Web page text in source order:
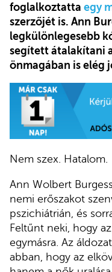
foglalkoztatta egy
szerzőjét is. Ann
legkülönlegesebb
segített átalakítani
önmagában is elég
Nem szex. Hatalom.
Ann Wolbert
nemi erőszakot
pszichiátrián, és
Feltűnt neki, hogy
egymásra. Az
abban, hogy az